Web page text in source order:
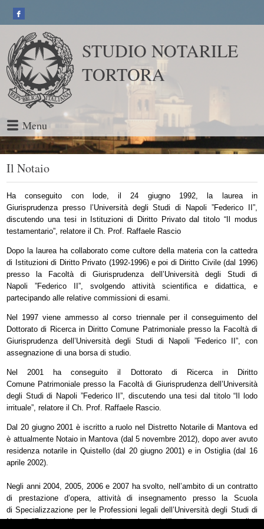
STUDIO NOTARILE
TORTORA
Menu
Il Notaio
Ha conseguito con lode, il 24 giugno 1992, la laurea in
Giurisprudenza presso l’Università degli Studi di Napoli ”Federico II”,
discutendo una tesi in Istituzioni di Diritto Privato dal titolo “Il modus
testamentario”, relatore il Ch. Prof. Raffaele Rascio
Dopo la laurea ha collaborato come cultore della materia con la cattedra
di Istituzioni di Diritto Privato (1992-1996) e poi di Diritto Civile (dal 1996)
presso la Facoltà di Giurisprudenza dell’Università degli Studi di
Napoli ”Federico II”, svolgendo attività scientifica e didattica, e
partecipando alle relative commissioni di esami.
Nel 1997 viene ammesso al corso triennale per il conseguimento del
Dottorato di Ricerca in Diritto Comune Patrimoniale presso la Facoltà di
Giurisprudenza dell’Università degli Studi di Napoli ”Federico II”, con
assegnazione di una borsa di studio.
Nel 2001 ha conseguito il Dottorato di Ricerca in Diritto
Comune Patrimoniale presso la Facoltà di Giurisprudenza dell’Università
degli Studi di Napoli ”Federico II”, discutendo una tesi dal titolo “Il lodo
irrituale”, relatore il Ch. Prof. Raffaele Rascio.
Dal 20 giugno 2001 è iscritto a ruolo nel Distretto Notarile di Mantova ed
è attualmente Notaio in Mantova (dal 5 novembre 2012), dopo aver avuto
residenza notarile in Quistello (dal 20 giugno 2001) e in Ostiglia (dal 16
aprile 2002).
Negli anni 2004, 2005, 2006 e 2007 ha svolto, nell’ambito di un contratto
di prestazione d’opera, attività di insegnamento presso la Scuola
di Specializzazione per le Professioni legali dell’Università degli Studi di
Napoli ”Federico II”, modulo “contratti speciali” e “garanzie personali e